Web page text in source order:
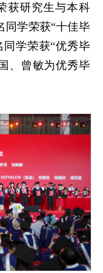
获研究生与本科
同学荣获“十佳毕
同学荣获“优秀毕
、曾敏为优秀毕